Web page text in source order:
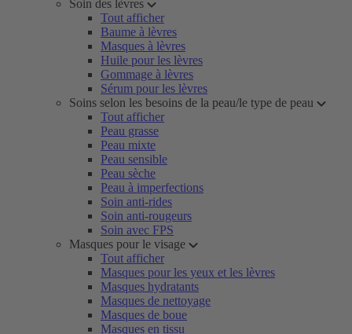
Soin des lèvres
Tout afficher
Baume à lèvres
Masques à lèvres
Huile pour les lèvres
Gommage à lèvres
Sérum pour les lèvres
Soins selon les besoins de la peau/le type de peau
Tout afficher
Peau grasse
Peau mixte
Peau sensible
Peau sèche
Peau à imperfections
Soin anti-rides
Soin anti-rougeurs
Soin avec FPS
Masques pour le visage
Tout afficher
Masques pour les yeux et les lèvres
Masques hydratants
Masques de nettoyage
Masques de boue
Masques en tissu